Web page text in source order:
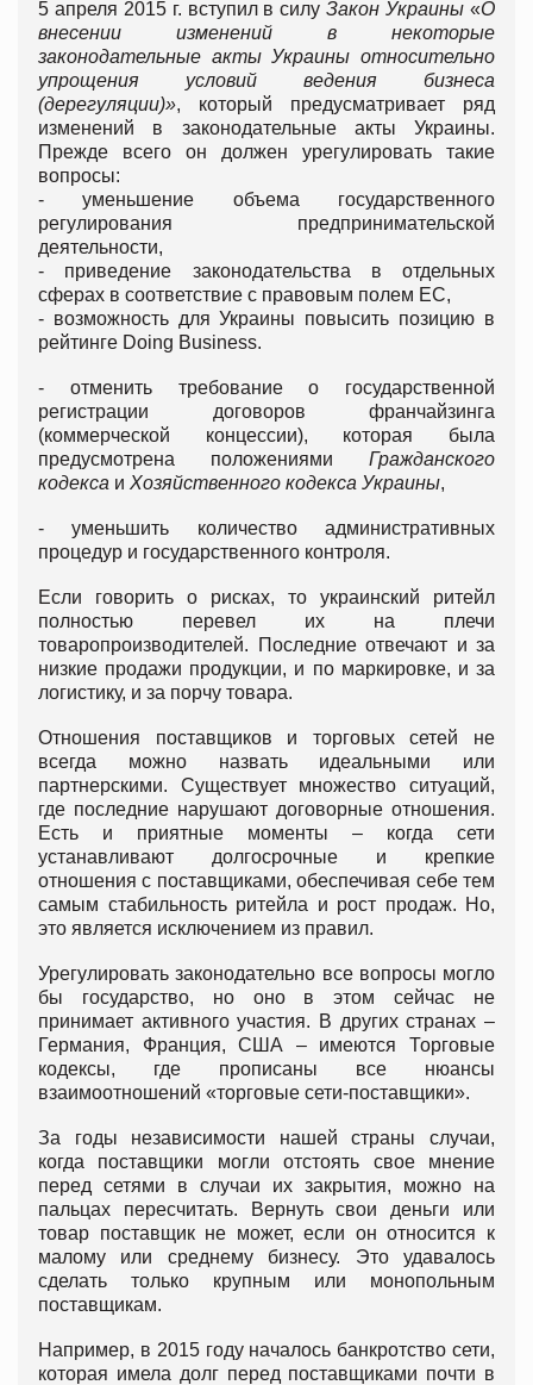
5 апреля 2015 г. вступил в силуЗакон Украины «О
внесении изменений в некоторые
законодательные акты Украины относительно
упрощения условий ведения бизнеса
(дерегуляции)», который предусматривает ряд
изменений в законодательные акты Украины.
Прежде всего он должен урегулировать такие
вопросы:
- уменьшение объема государственного
регулирования предпринимательской
деятельности,
- приведение законодательства в отдельных
сферах в соответствие с правовым полем ЕС,
- возможность для Украины повысить позицию в
рейтинге Doing Business.
- отменить требование о государственной
регистрации договоров франчайзинга
(коммерческой концессии), которая была
предусмотрена положениями Гражданского
кодекса и Хозяйственного кодекса Украины,
- уменьшить количество административных
процедур и государственного контроля.
Если говорить о рисках, то украинский ритейл
полностью перевел их на плечи
товаропроизводителей. Последние отвечают и за
низкие продажи продукции, и по маркировке, и за
логистику, и за порчу товара.
Отношения поставщиков и торговых сетей не
всегда можно назвать идеальными или
партнерскими. Существует множество ситуаций,
где последние нарушают договорные отношения.
Есть и приятные моменты – когда сети
устанавливают долгосрочные и крепкие
отношения с поставщиками, обеспечивая себе тем
самым стабильность ритейла и рост продаж. Но,
это является исключением из правил.
Урегулировать законодательно все вопросы могло
бы государство, но оно в этом сейчас не
принимает активного участия. В других странах –
Германия, Франция, США – имеются Торговые
кодексы, где прописаны все нюансы
взаимоотношений «торговые сети-поставщики».
За годы независимости нашей страны случаи,
когда поставщики могли отстоять свое мнение
перед сетями в случаи их закрытия, можно на
пальцах пересчитать. Вернуть свои деньги или
товар поставщик не может, если он относится к
малому или среднему бизнесу. Это удавалось
сделать только крупным или монопольным
поставщикам.
Например, в 2015 году началось банкротство сети,
которая имела долг перед поставщиками почти в